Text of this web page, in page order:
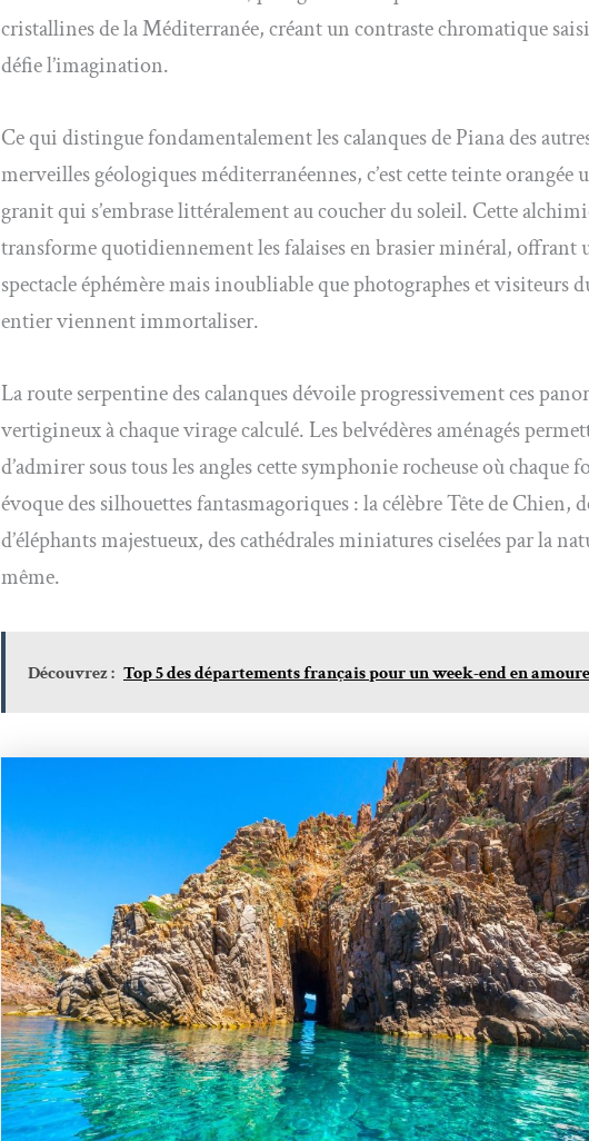
cristallines de la Méditerranée, créant un contraste chromatique
défie l’imagination.
Ce qui distingue fondamentalement les calanques de Piana des
merveilles géologiques méditerranéennes, c’est cette teinte orangée
granit qui s’embrase littéralement au coucher du soleil. Cette
transforme quotidiennement les falaises en brasier minéral, offrant
spectacle éphémère mais inoubliable que photographes et visiteurs
entier viennent immortaliser.
La route serpentine des calanques dévoile progressivement ces
vertigineux à chaque virage calculé. Les belvédères aménagés
d’admirer sous tous les angles cette symphonie rocheuse où chaque
évoque des silhouettes fantasmagoriques : la célèbre Tête de Chien,
d’éléphants majestueux, des cathédrales miniatures ciselées par la
même.
Découvrez : Top 5 des départements français pour un week-end en